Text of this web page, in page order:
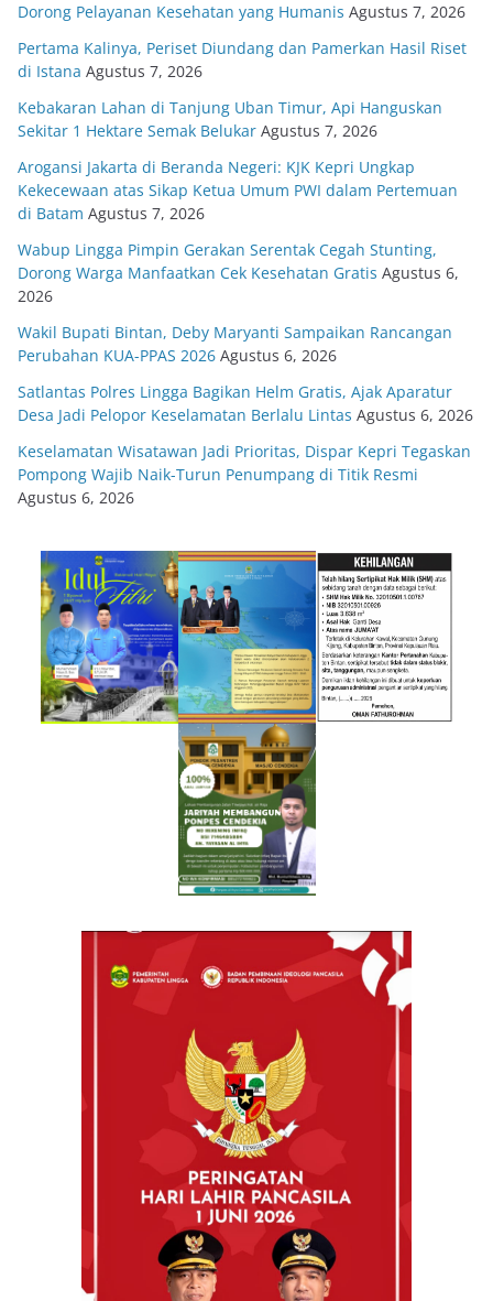
Dorong Pelayanan Kesehatan yang Humanis Agustus 7, 2026
Pertama Kalinya, Periset Diundang dan Pamerkan Hasil Riset
di Istana Agustus 7, 2026
Kebakaran Lahan di Tanjung Uban Timur, Api Hanguskan
Sekitar 1 Hektare Semak Belukar Agustus 7, 2026
Arogansi Jakarta di Beranda Negeri: KJK Kepri Ungkap
Kekecewaan atas Sikap Ketua Umum PWI dalam Pertemuan
di Batam Agustus 7, 2026
Wabup Lingga Pimpin Gerakan Serentak Cegah Stunting,
Dorong Warga Manfaatkan Cek Kesehatan Gratis Agustus 6,
2026
Wakil Bupati Bintan, Deby Maryanti Sampaikan Rancangan
Perubahan KUA-PPAS 2026 Agustus 6, 2026
Satlantas Polres Lingga Bagikan Helm Gratis, Ajak Aparatur
Desa Jadi Pelopor Keselamatan Berlalu Lintas Agustus 6, 2026
Keselamatan Wisatawan Jadi Prioritas, Dispar Kepri Tegaskan
Pompong Wajib Naik-Turun Penumpang di Titik Resmi
Agustus 6, 2026